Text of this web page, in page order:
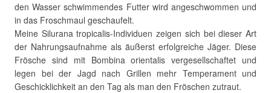
den Wasser schwimmendes Futter wird angeschwommen und
in das Froschmaul geschaufelt.
Meine Silurana tropicalis-Individuen zeigen sich bei dieser Art
der Nahrungsaufnahme als äußerst erfolgreiche Jäger. Diese
Frösche sind mit Bombina orientalis vergesellschaftet und
legen bei der Jagd nach Grillen mehr Temperament und
Geschicklichkeit an den Tag als man den Fröschen zutraut.